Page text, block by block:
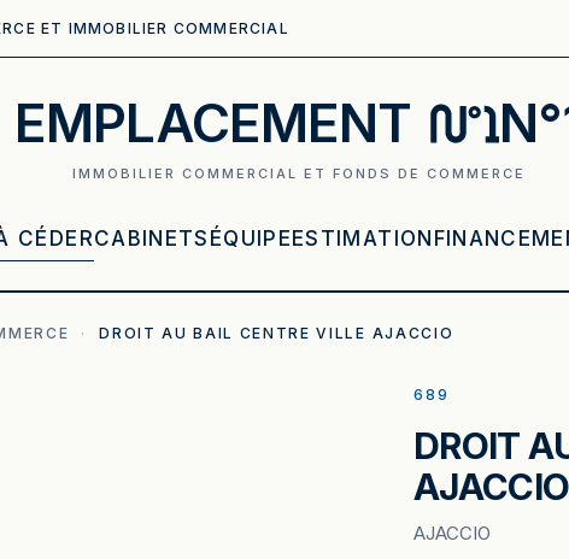
ET IMMOBILIER COMMERCIAL
EMPLACEMENT
IMMOBILIER COMMERCIAL ET FONDS DE COMMERCE
CÉDERCABINETS ÉQUIPE ESTIMATION
· DROIT AU BAIL CENTRE VILLE AJACCIO
689
DROIT
AJACCIO
AJACCIO